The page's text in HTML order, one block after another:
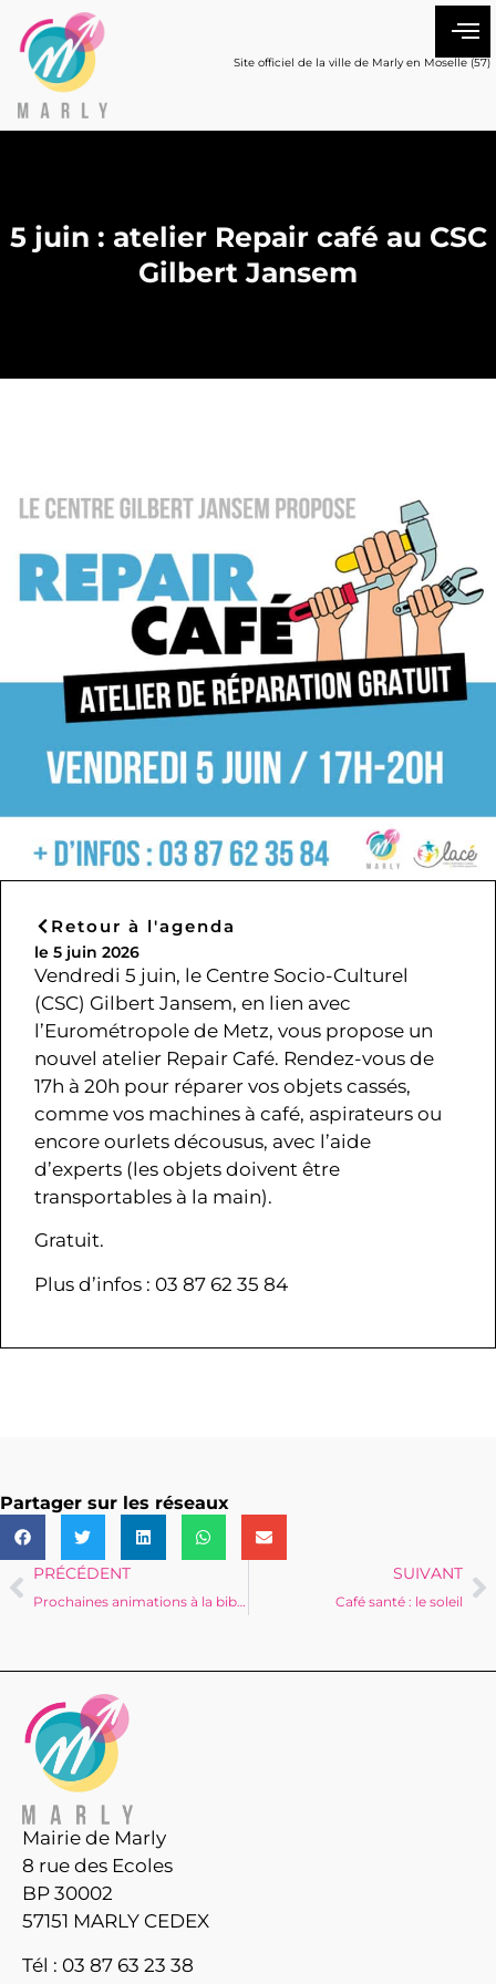
Site officiel de la ville de Marly en Moselle (57)
5 juin : atelier Repair café au CSC
Gilbert Jansem
Retour à l'agenda
le 5 juin 2026
Vendredi 5 juin, le Centre Socio-Culturel
(CSC) Gilbert Jansem, en lien avec
l’Eurométropole de Metz, vous propose un
nouvel atelier Repair Café. Rendez-vous de
17h à 20h pour réparer vos objets cassés,
comme vos machines à café, aspirateurs ou
encore ourlets décousus, avec l’aide
d’experts (les objets doivent être
transportables à la main).
Gratuit.
Plus d’infos : 03 87 62 35 84
Partager sur les réseaux
PRÉCÉDENT
Prochaines animations à la bibliothèque municipale
SUIVANT
Café santé : le soleil
Mairie de Marly
8 rue des Ecoles
BP 30002
57151 MARLY CEDEX
Tél : 03 87 63 23 38